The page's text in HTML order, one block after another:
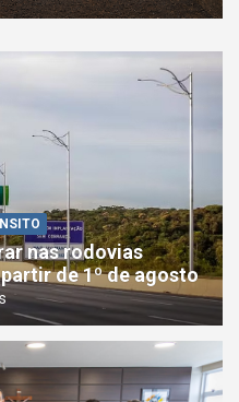
nas rodovias
de 1º de agosto